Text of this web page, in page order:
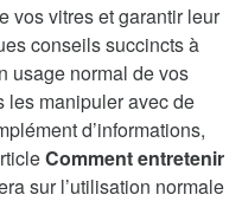
vos vitres et garantir leur
conseils succincts à
usage normal de vos
les manipuler avec de
d’informations,
Comment entretenir
sur l’utilisation normale